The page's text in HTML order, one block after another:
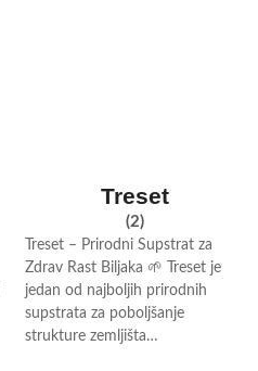
Treset
(2)
Treset – Prirodni Supstrat za
Zdrav Rast Biljaka 🌱 Treset je
jedan od najboljih prirodnih
supstrata za poboljšanje
strukture zemljišta…